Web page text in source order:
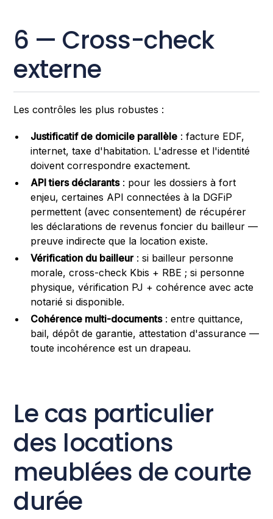
6 — Cross-check
externe
Les contrôles les plus robustes :
Justificatif de domicile parallèle : facture EDF,
internet, taxe d'habitation. L'adresse et l'identité
doivent correspondre exactement.
API tiers déclarants: pour les dossiers à fort
enjeu, certaines API connectées à la DGFiP
permettent (avec consentement) de récupérer
les déclarations de revenus foncier du bailleur —
preuve indirecte que la location existe.
Vérification du bailleur: si bailleur personne
morale, cross-check Kbis + RBE ; si personne
physique, vérification PJ + cohérence avec acte
notarié si disponible.
Cohérence multi-documents: entre quittance,
bail, dépôt de garantie, attestation d'assurance —
toute incohérence est un drapeau.
Le cas particulier
des locations
meublées de courte
durée